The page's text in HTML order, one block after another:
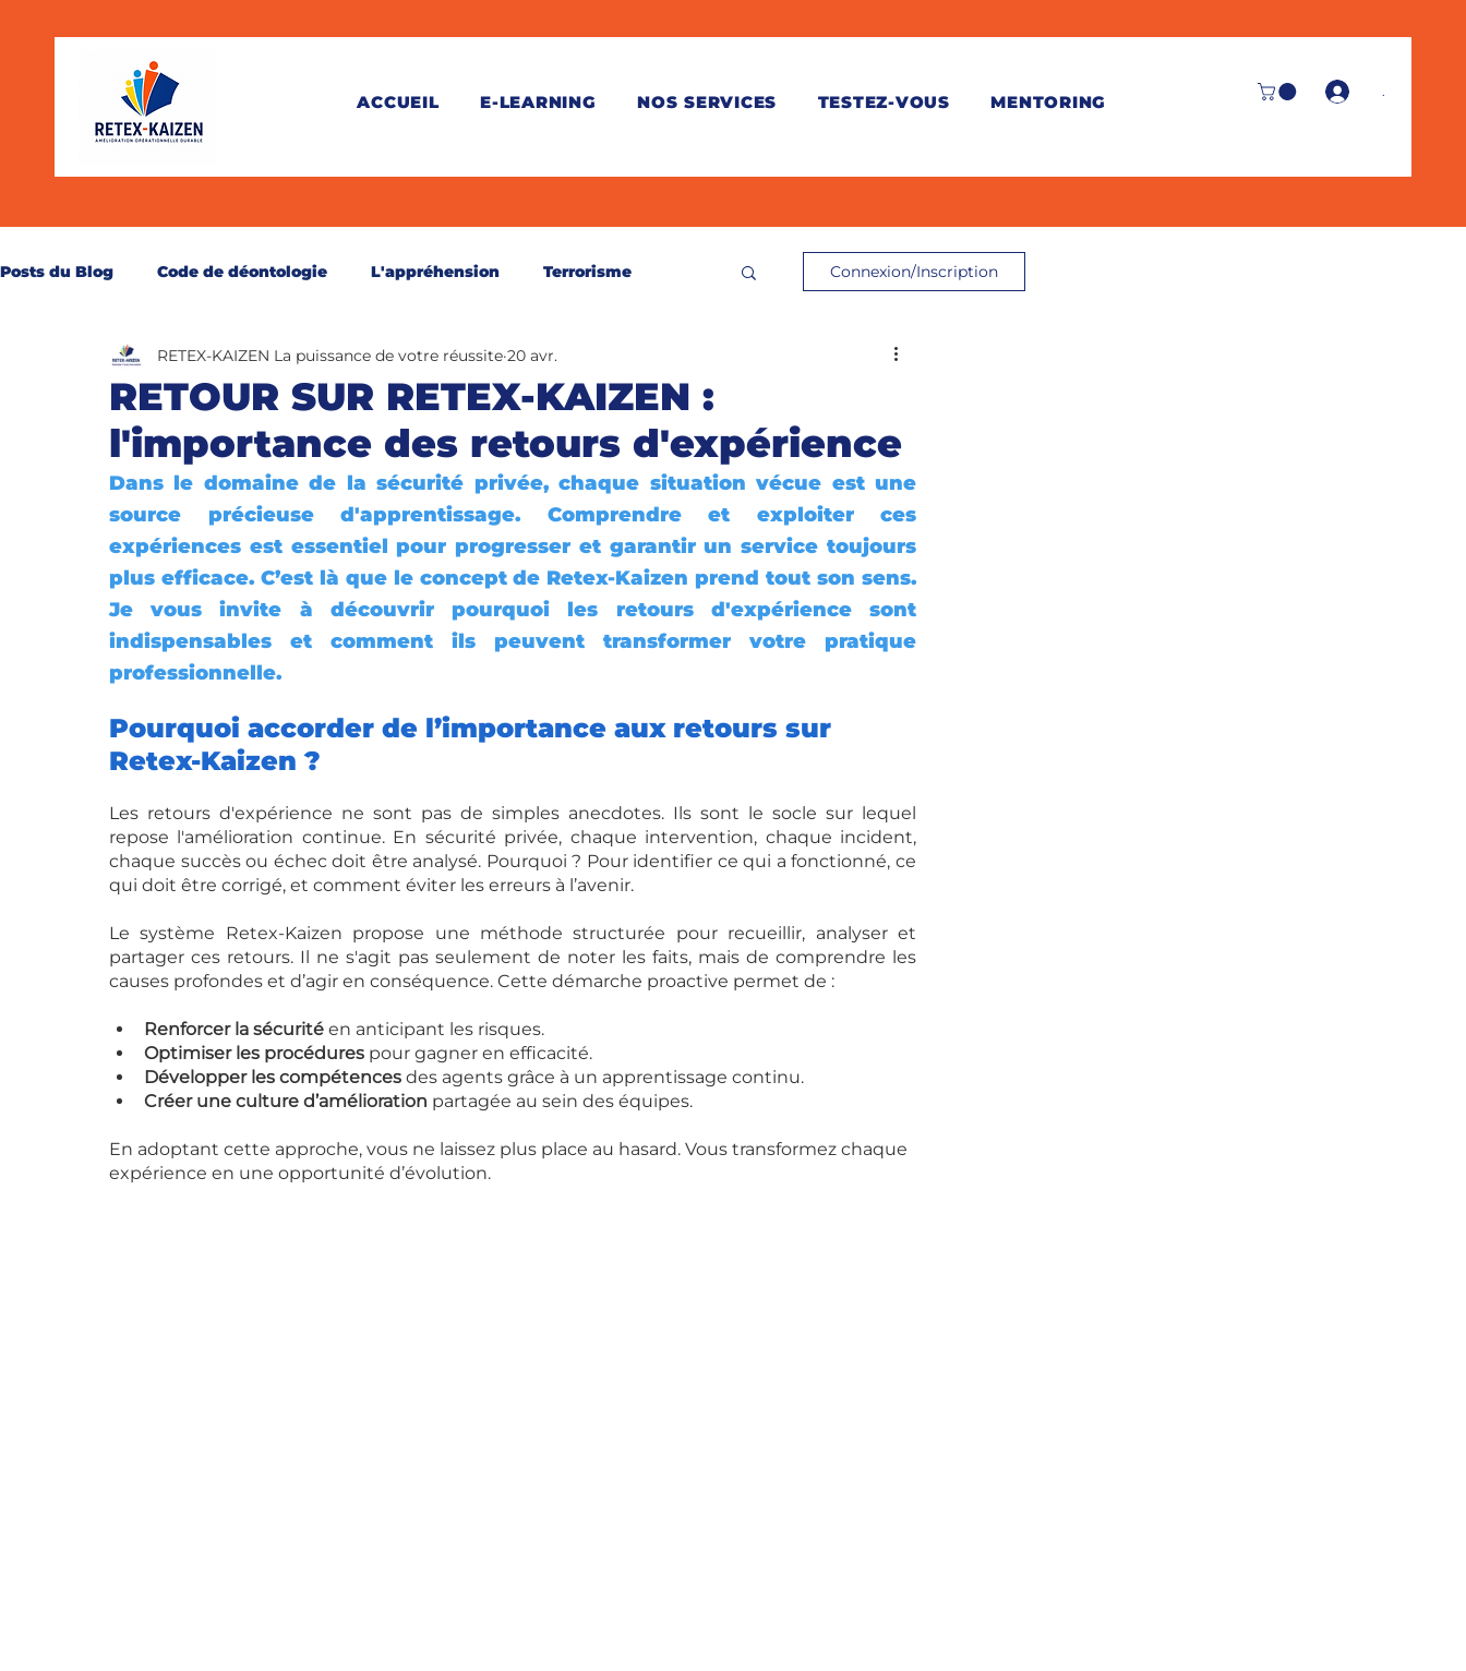
ACCUEIL E-LEARNING NOS SERVICES TESTEZ-VOUS MENTORING
.
Posts du Blog Code de déontologie L'appréhension Terrorisme
Pratique Juridique Santé Contrôle de connaissances
Perspective Secourisme Réservé aux abonnés
ÉVOLUTION DE CARRIÈRE Retours d'expériences
Connexion/Inscription
RETOUR SUR RETEX-KAIZEN :
l'importance des retours d'expérience
RETEX-KAIZEN La puissance de votre réussite 20 avr.
Dans le domaine de la sécurité privée, chaque situation vécue est une
source précieuse d'apprentissage. Comprendre et exploiter ces
expériences est essentiel pour progresser et garantir un service toujours
plus efficace. C’est là que le concept de Retex-Kaizen prend tout son sens.
Je vous invite à découvrir pourquoi les retours d'expérience sont
indispensables et comment ils peuvent transformer votre pratique
professionnelle.
Pourquoi accorder de l’importance aux retours sur
Retex-Kaizen ?
Les retours d'expérience ne sont pas de simples anecdotes. Ils sont le socle sur lequel
repose l'amélioration continue. En sécurité privée, chaque intervention, chaque incident,
chaque succès ou échec doit être analysé. Pourquoi ? Pour identifier ce qui a fonctionné, ce
qui doit être corrigé, et comment éviter les erreurs à l’avenir.
Le système Retex-Kaizen propose une méthode structurée pour recueillir, analyser et
partager ces retours. Il ne s'agit pas seulement de noter les faits, mais de comprendre les
causes profondes et d’agir en conséquence. Cette démarche proactive permet de :
Renforcer la sécurité en anticipant les risques.
Optimiser les procédures pour gagner en efficacité.
Développer les compétences des agents grâce à un apprentissage continu.
Créer une culture d’amélioration partagée au sein des équipes.
En adoptant cette approche, vous ne laissez plus place au hasard. Vous transformez chaque
expérience en une opportunité d’évolution.